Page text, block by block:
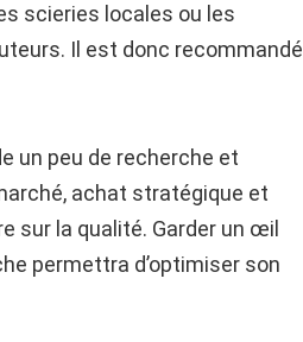
scieries locales ou les
Il est donc recommandé
un peu de recherche et
achat stratégique et
sur la qualité. Garder un œil
permettra d’optimiser son